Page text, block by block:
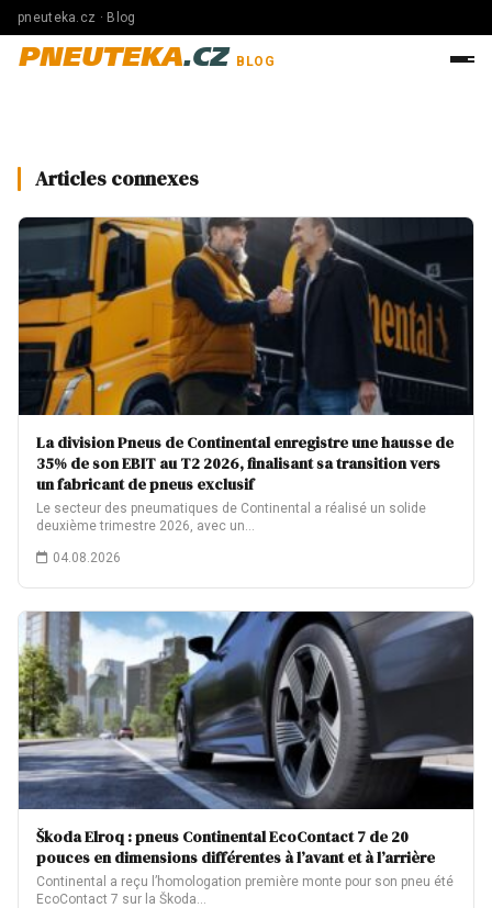
pneuteka.cz · Blog
PNEUTEKA.CZ BLOG
Articles connexes
La division Pneus de Continental enregistre une hausse de
35% de son EBIT au T2 2026, finalisant sa transition vers
un fabricant de pneus exclusif
Le secteur des pneumatiques de Continental a réalisé un solide
deuxième trimestre 2026, avec un…
04.08.2026
Škoda Elroq : pneus Continental EcoContact 7 de 20
pouces en dimensions différentes à l’avant et à l’arrière
Continental a reçu l’homologation première monte pour son pneu été
EcoContact 7 sur la Škoda…